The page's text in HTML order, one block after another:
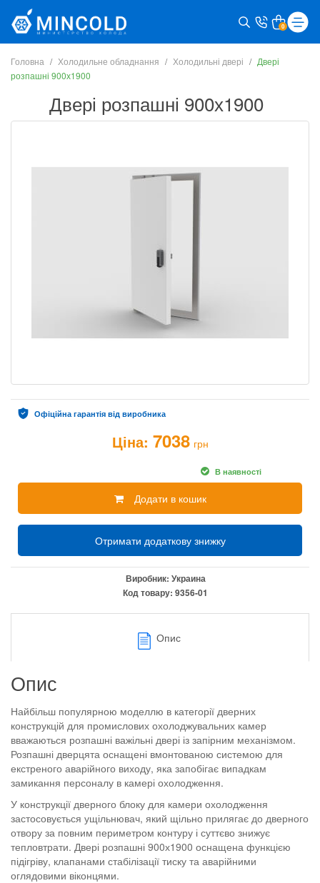
0
Головна Холодильне обладнання Холодильні двері
Двері
розпашні 900х1900
Двері розпашні 900х1900
Офіційна гарантія від виробника
Ціна: 7038 грн
В наявності
Додати в кошик
Отримати додаткову знижку
Виробник: Украина
Код товару: 9356-01
Опис
Опис
Найбільш популярною моделлю в категорії дверних
конструкцій для промислових охолоджувальних камер
вважаються розпашні важільні двері із запірним механізмом.
Розпашні дверцята оснащені вмонтованою системою для
екстреного аварійного виходу, яка запобігає випадкам
замикання персоналу в камері охолодження.
У конструкції дверного блоку для камери охолодження
застосовується ущільнювач, який щільно прилягає до дверного
отвору за повним периметром контуру і суттєво знижує
тепловтрати. Двері розпашні 900х1900 оснащена функцією
підігріву, клапанами стабілізації тиску та аварійними
оглядовими віконцями.